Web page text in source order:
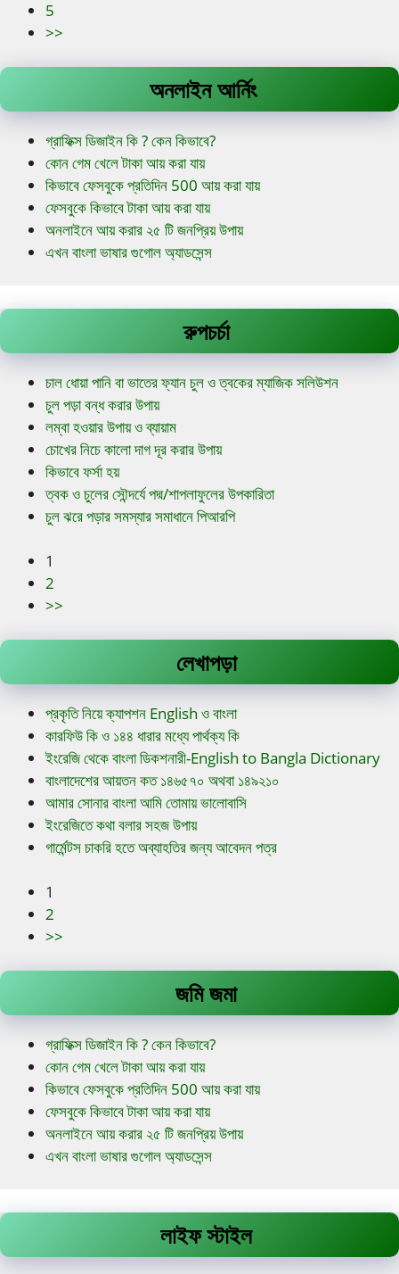
5
>>
অনলাইন আর্নিং
গ্রাফিক্স ডিজাইন কি ? কেন কিভাবে?
কোন গেম খেলে টাকা আয় করা যায়
কিভাবে ফেসবুকে প্রতিদিন 500 আয় করা যায়
ফেসবুকে কিভাবে টাকা আয় করা যায়
অনলাইনে আয় করার ২৫ টি জনপ্রিয় উপায়
এখন বাংলা ভাষার গুগোল অ্যাডসেন্স
রুপচর্চা
চাল ধোয়া পানি বা ভাতের ফ্যান চুল ও ত্বকের ম্যাজিক সলিউশন
চুল পড়া বন্ধ করার উপায়
লম্বা হওয়ার উপায় ও ব্যায়াম
চোখের নিচে কালো দাগ দূর করার উপায়
কিভাবে ফর্সা হয়
ত্বক ও চুলের সৌন্দর্যে পদ্ম/শাপলাফুলের উপকারিতা
চুল ঝরে পড়ার সমস্যার সমাধানে পিআরপি
1
2
>>
লেখাপড়া
প্রকৃতি নিয়ে ক্যাপশন English ও বাংলা
কারফিউ কি ও ১৪৪ ধারার মধ্যে পার্থক্য কি
ইংরেজি থেকে বাংলা ডিকশনারী-English to Bangla Dictionary
বাংলাদেশের আয়তন কত ১৪৬৫৭০ অথবা ১৪৯২১০
আমার সোনার বাংলা আমি তোমায় ভালোবাসি
ইংরেজিতে কথা বলার সহজ উপায়
গার্মেন্টস চাকরি হতে অব্যাহতির জন্য আবেদন পত্র
1
2
>>
জমি জমা
গ্রাফিক্স ডিজাইন কি ? কেন কিভাবে?
কোন গেম খেলে টাকা আয় করা যায়
কিভাবে ফেসবুকে প্রতিদিন 500 আয় করা যায়
ফেসবুকে কিভাবে টাকা আয় করা যায়
অনলাইনে আয় করার ২৫ টি জনপ্রিয় উপায়
এখন বাংলা ভাষার গুগোল অ্যাডসেন্স
লাইফ স্টাইল